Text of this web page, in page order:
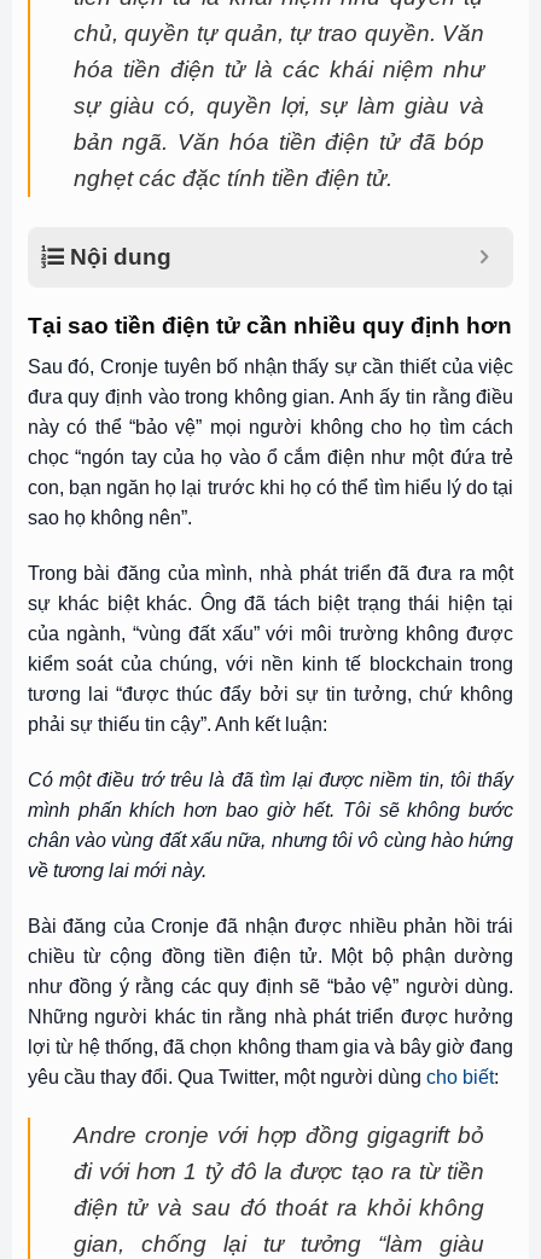
chủ, quyền tự quản, tự trao quyền. Văn
hóa tiền điện tử là các khái niệm như
sự giàu có, quyền lợi, sự làm giàu và
bản ngã. Văn hóa tiền điện tử đã bóp
nghẹt các đặc tính tiền điện tử.
Nội dung
Tại sao tiền điện tử cần nhiều quy định hơn
Sau đó, Cronje tuyên bố nhận thấy sự cần thiết của việc
đưa quy định vào trong không gian. Anh ấy tin rằng điều
này có thể “bảo vệ” mọi người không cho họ tìm cách
chọc “ngón tay của họ vào ổ cắm điện như một đứa trẻ
con, bạn ngăn họ lại trước khi họ có thể tìm hiểu lý do tại
sao họ không nên”.
Trong bài đăng của mình, nhà phát triển đã đưa ra một
sự khác biệt khác. Ông đã tách biệt trạng thái hiện tại
của ngành, “vùng đất xấu” với môi trường không được
kiểm soát của chúng, với nền kinh tế blockchain trong
tương lai “được thúc đẩy bởi sự tin tưởng, chứ không
phải sự thiếu tin cậy”. Anh kết luận:
Có một điều trớ trêu là đã tìm lại được niềm tin, tôi thấy
mình phấn khích hơn bao giờ hết. Tôi sẽ không bước
chân vào vùng đất xấu nữa, nhưng tôi vô cùng hào hứng
về tương lai mới này.
Bài đăng của Cronje đã nhận được nhiều phản hồi trái
chiều từ cộng đồng tiền điện tử. Một bộ phận dường
như đồng ý rằng các quy định sẽ “bảo vệ” người dùng.
Những người khác tin rằng nhà phát triển được hưởng
lợi từ hệ thống, đã chọn không tham gia và bây giờ đang
yêu cầu thay đổi. Qua Twitter, một người dùng cho biết:
Andre cronje với hợp đồng gigagrift bỏ
đi với hơn 1 tỷ đô la được tạo ra từ tiền
điện tử và sau đó thoát ra khỏi không
gian, chống lại tư tưởng “làm giàu